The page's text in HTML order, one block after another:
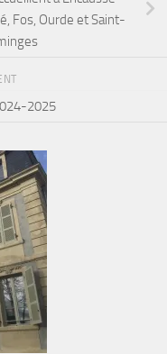
Fos, Ourde et Saint-
2025